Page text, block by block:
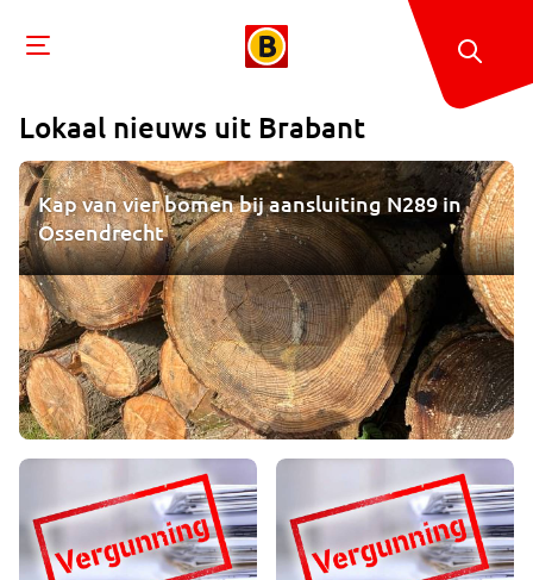
Lokaal nieuws uit Brabant
Kap van vier bomen bij aansluiting N289 in
Ossendrecht